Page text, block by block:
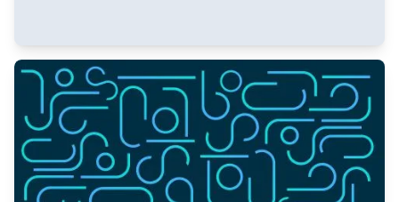
horários 0.550 Horário de Ônibus 0.550
Sobradinho […]